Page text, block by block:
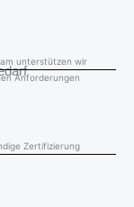
unterstützen wir
Anforderungen
Zertifizierung